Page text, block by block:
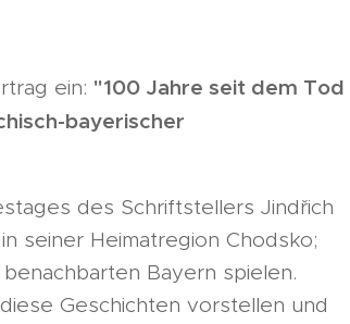
ein: "100 Jahre seit dem Tod
bayerischer
des Schriftstellers Jindřich
seiner Heimatregion Chodsko;
Bayern spielen.
Geschichten vorstellen und